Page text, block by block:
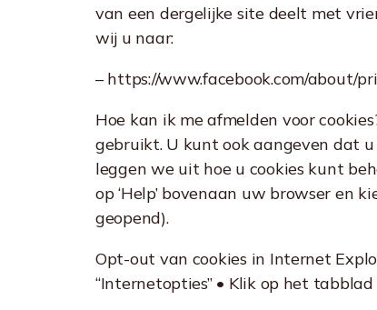
van een dergelijke site deelt met
wij u naar:
– https://www.facebook.com/about/
Hoe kan ik me afmelden voor
gebruikt. U kunt ook aangeven dat
leggen we uit hoe u cookies kunt
op ‘Help’ bovenaan uw browser en
geopend).
Opt-out van cookies in Internet
“Internetopties” • Klik op het